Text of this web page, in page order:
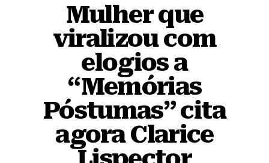
Mulher que
viralizou com
elogios a
“Memórias
Póstumas” cita
agora Clarice